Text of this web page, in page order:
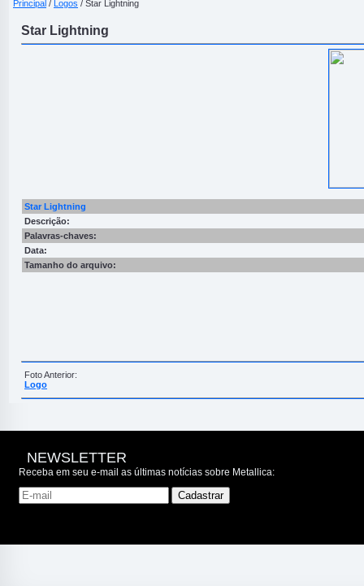
Principal / Logos / Star Lightning
Star Lightning
Star Lightning
Descrição:
Palavras-chaves:
Data:
Tamanho do arquivo:
Foto Anterior:
Logo
NEWSLETTER
Receba em seu e-mail as últimas notícias sobre Metallica: